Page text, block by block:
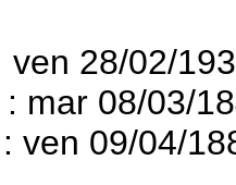
ven 28/02/
: mar 08/03/
ven 09/04/